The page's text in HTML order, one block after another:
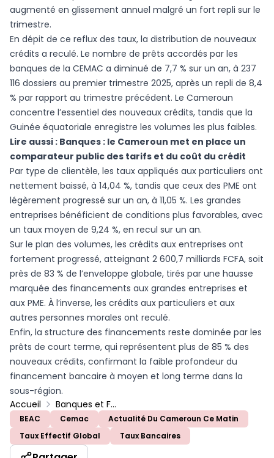
augmenté en glissement annuel malgré un fort repli sur le
trimestre.
En dépit de ce reflux des taux, la distribution de nouveaux
crédits a reculé. Le nombre de prêts accordés par les
banques de la CEMAC a diminué de 7,7 % sur un an, à 237
116 dossiers au premier trimestre 2025, après un repli de 8,4
% par rapport au trimestre précédent. Le Cameroun
concentre l’essentiel des nouveaux crédits, tandis que la
Guinée équatoriale enregistre les volumes les plus faibles.
Lire aussi : Banques : le Cameroun met en place un
comparateur public des tarifs et du coût du crédit
Par type de clientèle, les taux appliqués aux particuliers ont
nettement baissé, à 14,04 %, tandis que ceux des PME ont
légèrement progressé sur un an, à 11,05 %. Les grandes
entreprises bénéficient de conditions plus favorables, avec
un taux moyen de 9,24 %, en recul sur un an.
Sur le plan des volumes, les crédits aux entreprises ont
fortement progressé, atteignant 2 600,7 milliards FCFA, soit
près de 83 % de l’enveloppe globale, tirés par une hausse
marquée des financements aux grandes entreprises et
aux PME. À l’inverse, les crédits aux particuliers et aux
autres personnes morales ont reculé.
Enfin, la structure des financements reste dominée par les
prêts de court terme, qui représentent plus de 85 % des
nouveaux crédits, confirmant la faible profondeur du
financement bancaire à moyen et long terme dans la
sous-région.
Accueil
Banques et Finance
BEAC Cemac
Actualité Du Cameroun Ce Matin
Taux Effectif Global
Taux Bancaires